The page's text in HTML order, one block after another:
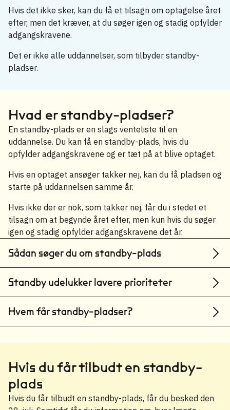
Hvis det ikke sker, kan du få et tilsagn om optagelse året
efter, men det kræver, at du søger igen og stadig opfylder
adgangskravene.
Det er ikke alle uddannelser, som tilbyder standby-
pladser.
Hvad er standby-pladser?
En standby-plads er en slags venteliste til en
uddannelse. Du kan få en standby-plads, hvis du
opfylder adgangskravene og er tæt på at blive optaget.
Hvis en optaget ansøger takker nej, kan du få pladsen og
starte på uddannelsen samme år.
Hvis ikke der er nok, som takker nej, får du i stedet et
tilsagn om at begynde året efter, men kun hvis du søger
igen og stadig opfylder adgangskravene det år.
Sådan søger du om standby-plads
Standby udelukker lavere prioriteter
Hvem får standby-pladser?
Hvis du får tilbudt en standby-
plads
Hvis du får tilbudt en standby-plads, får du besked den